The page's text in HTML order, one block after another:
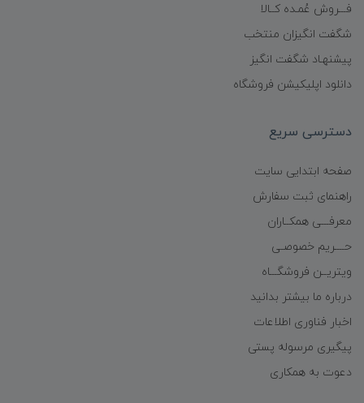
فـــروش عُمـده کــالا
شگفت انگیزان منتخب
پیشنهـاد شگفت انگیز
دانلود اپلیکیشن فروشگاه
دسترسی سریع
صفحه ابتدایی سایت
راهنمای ثبت سفارش
معرفـــی همکــاران
حــــریم خصوصـی
ویتریــن فروشگـــاه
درباره ما بیشتر بدانید
اخبار فناوری اطلاعات
پیگیری مرسوله پستی
دعوت به همکاری